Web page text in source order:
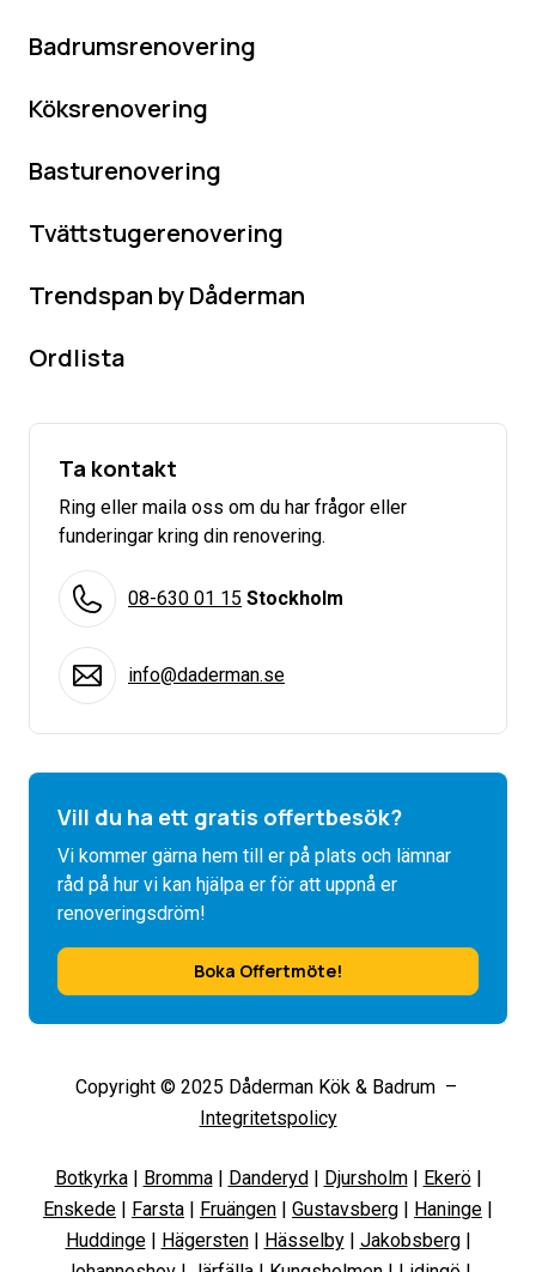
Badrumsrenovering
Köksrenovering
Basturenovering
Tvättstugerenovering
Trendspan by Dåderman
Ordlista
Ta kontakt
Ring eller maila oss om du har frågor eller
funderingar kring din renovering.
08-630 01 15 Stockholm
info@daderman.se
Vill du ha ett gratis offertbesök?
Vi kommer gärna hem till er på plats och lämnar
råd på hur vi kan hjälpa er för att uppnå er
renoveringsdröm!
Boka Offertmöte!
Copyright © 2025 Dåderman Kök & Badrum –
Integritetspolicy
Botkyrka| Bromma| Danderyd Djursholm| Ekerö|
Enskede
Farsta Fruängen Gustavsberg Haninge
Huddinge| Hägersten| Hässelby| Jakobsberg|